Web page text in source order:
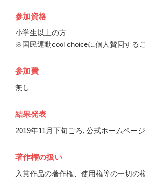
参加資格
小学生以上の方
※国民運動cool choiceに個人賛同する
参加費
無し
結果発表
2019年11月下旬ごろ､公式ホームペー
著作権の扱い
入賞作品の著作権、使用権等の一切の